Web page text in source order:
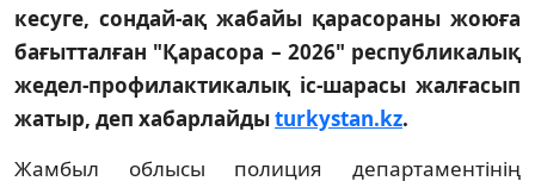
кесуге, сондай-ақ жабайы қарасораны жоюға
бағытталған "Қарасора – 2026" республикалық
жедел-профилактикалық іс-шарасы жалғасып
жатыр, деп хабарлайдыturkystan.kz.
Жамбыл облысы полиция департаментінің